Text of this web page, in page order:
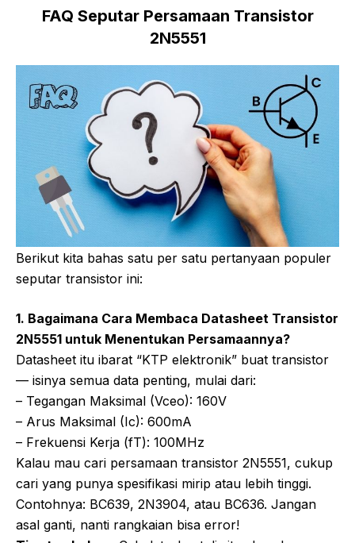
FAQ Seputar Persamaan Transistor
2N5551
Berikut kita bahas satu per satu pertanyaan populer
seputar transistor ini:
1. Bagaimana Cara Membaca Datasheet Transistor
2N5551 untuk Menentukan Persamaannya?
Datasheet itu ibarat “KTP elektronik” buat transistor
— isinya semua data penting, mulai dari:
– Tegangan Maksimal (Vceo): 160V
– Arus Maksimal (Ic): 600mA
– Frekuensi Kerja (fT): 100MHz
Kalau mau cari persamaan transistor 2N5551, cukup
cari yang punya spesifikasi mirip atau lebih tinggi.
Contohnya: BC639, 2N3904, atau BC636. Jangan
asal ganti, nanti rangkaian bisa error!